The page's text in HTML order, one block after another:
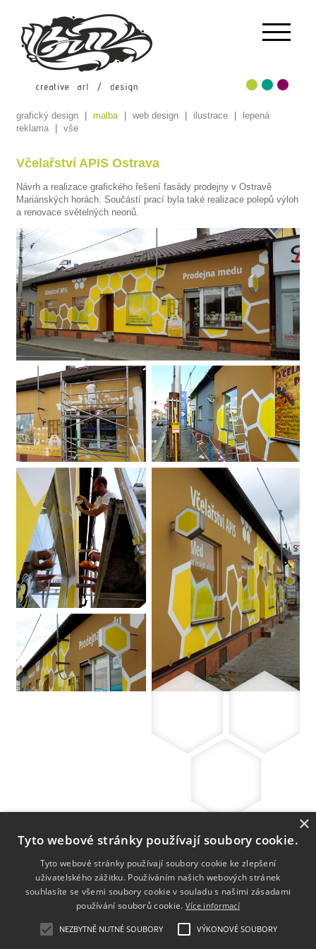
grafický design malba web design ilustrace
lepená
reklama
vše
Včelařství APIS Ostrava
Návrh a realizace grafického řešení fasády prodejny v Ostravě
Mariánských horách. Součástí prací byla také realizace polepů výloh
a renovace světelných neonů.
×
Tyto webové stránky používají soubory cookie.
Tyto webové stránky používají soubory cookie ke zlepšení
uživatelského zážitku. Používáním našich webových stránek
souhlasíte se všemi soubory cookie v souladu s našimi zásadami
používání souborů cookie. Více informací
NEZBYTNĚ NUTNÉ SOUBORY VÝKONOVÉ SOUBORY